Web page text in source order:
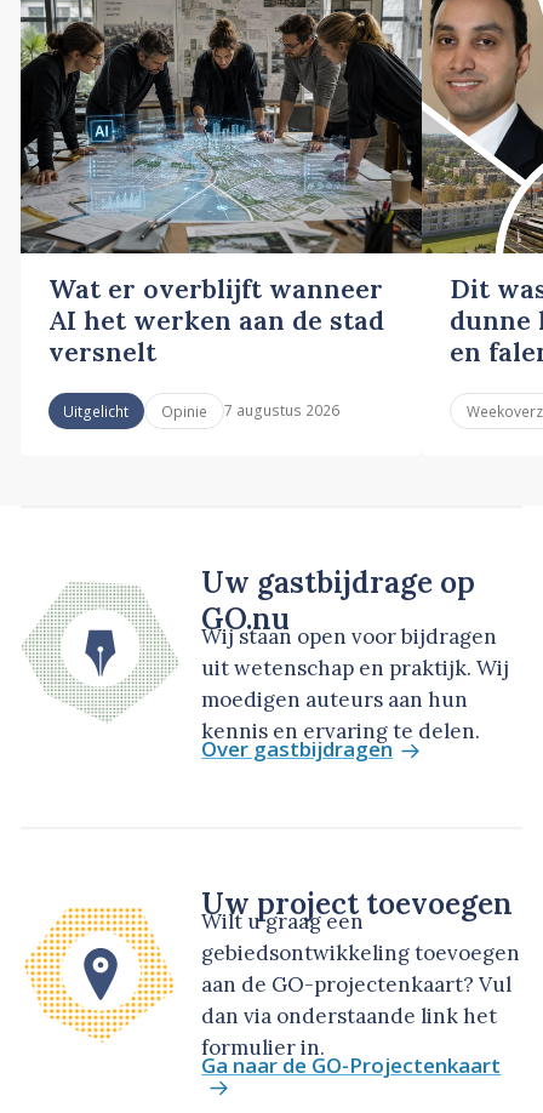
Wat er overblijft wanneer
AI het werken aan de stad
versnelt
Uitgelicht Opinie 7 augustus 2026
Dit
dunne
en
Uw gastbijdrage op
GO.nu
Wij staan open voor bijdragen
uit wetenschap en praktijk. Wij
moedigen auteurs aan hun
kennis en ervaring te delen.
Over gastbijdragen
Uw project toevoegen
Wilt u graag een
gebiedsontwikkeling toevoegen
aan de GO-projectenkaart? Vul
dan via onderstaande link het
formulier in.
Ga naar de GO-Projectenkaart